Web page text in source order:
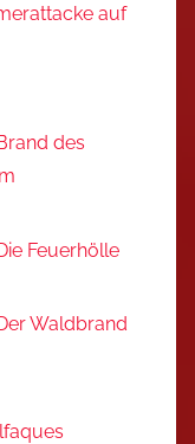
auf
des
Feuerhölle
Waldbrand